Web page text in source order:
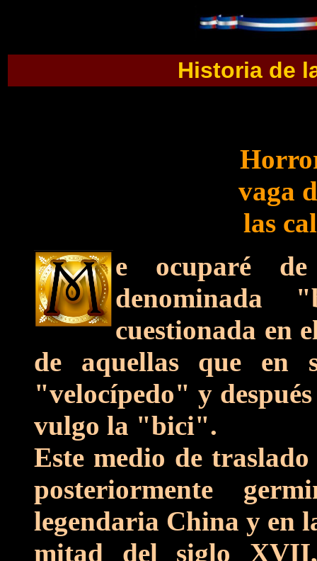
Historia de
vaga
las
e ocuparé
denominada
cuestionada en
de aquellas que en
"velocípedo" y
vulgo la "bici".
Este medio de
posteriormente
legendaria China y en
mitad del siglo